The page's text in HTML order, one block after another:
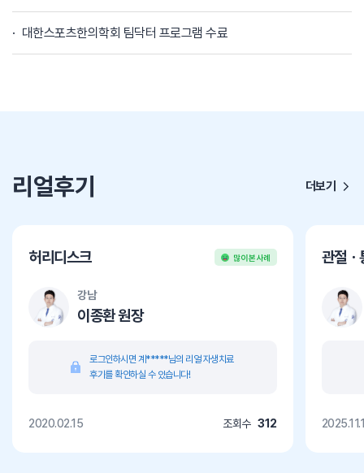
대한스포츠한의학회 팀닥터 프로그램 수료
리얼후기 더보기
허리디스크 많이 본 사례
강남
이종환 원장
로그인하시면 계*****님의 리얼 자생치료
후기를 확인하실 수 있습니다!
2020.02.15 조회수 312
관절ㆍ